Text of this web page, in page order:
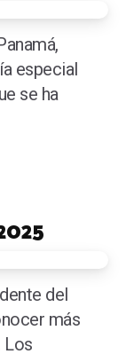
especial
se ha
del
más
Los